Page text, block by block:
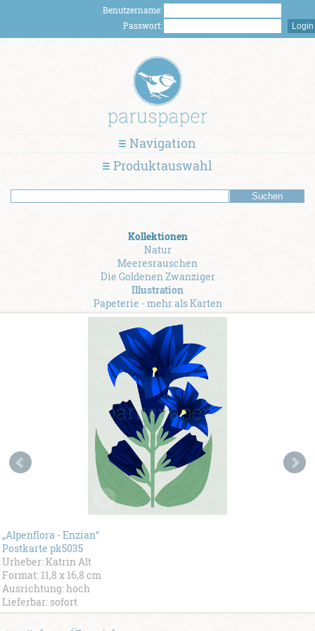
Benutzername:
Passwort:
Navigation
Produktauswahl
Kollektionen
Natur
Meeresrauschen
Die Goldenen Zwanziger
Illustration
Papeterie - mehr als Karten
„Alpenflora - Enzian“
Postkarte pk5035
Urheber: Katrin Alt
Format: 11,8 x 16,8 cm
Ausrichtung: hoch
Lieferbar: sofort